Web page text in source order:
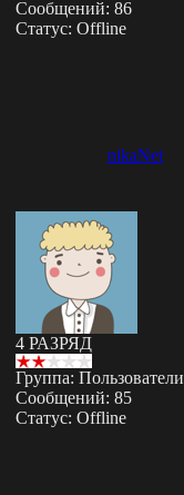
Сообщений: 86
Статус: Offline
nikaNet
4 РАЗРЯД
Группа: Пользователи
Сообщений: 85
Статус: Offline